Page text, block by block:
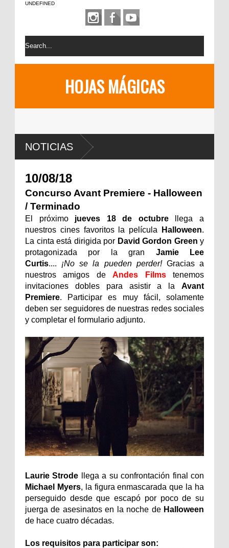
UNDEFINED
HOJAS MÁGICAS
NOTICIAS
10/08/18
Concurso Avant Premiere - Halloween
/ Terminado
El próximojueves 18 de octubrellega a
nuestros cines favoritos la película
Halloween.
La cinta está dirigida por David Gordon Green y
protagonizada por la gran Jamie Lee
Curtis.... ¡No se la pueden perder! Gracias a
nuestros amigos deAndes Films
tenemos
invitaciones dobles para asistir a la Avant
Premiere. Participar es muy fácil, solamente
deben ser seguidores de nuestras redes sociales
y completar el formulario adjunto.
Laurie Strode llega a su confrontación final con
Michael Myers, la figura enmascarada que la ha
perseguido desde que escapó por poco de su
juerga de asesinatos en la noche de Halloween
de hace cuatro décadas.
Los requisitos para participar son: